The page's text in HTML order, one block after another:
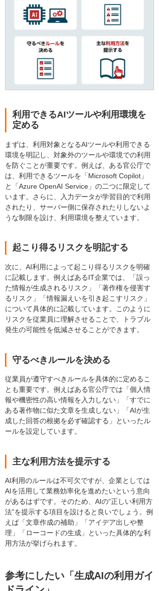
利用できるAIツールや利用環境を
定める
まずは、利用対象となるAIツールや利用できる
環境を明記し、対象外のツールや環境での利用
を防ぐことが重要です。例えば、ある官公庁で
は、利用できるツールを「Microsoft Copilot」
と「Azure OpenAI Service」の二つに限定して
います。さらに、入力データが学習目的で利用
されたり、サーバー側に保存されたりしないよ
うな制限を設け、利用環境を整えています。
起こり得るリスクを明記する
次に、AI利用によって起こり得るリスクを明確
に記載します。例えばあるIT企業では、「誤っ
た情報が生成されるリスク」「著作権を侵害す
るリスク」「情報漏えいを引き起こすリスク」
について具体的に記載しています。このように
リスクを従業員に理解させることで、トラブル
発生の可能性を低減させることができます。
守るべきルールを決める
従業員が遵守すべきルールを具体的に定めるこ
とも重要です。例えばある官公庁では「個人情
報や機密性の高い情報を入力しない」「すでに
ある著作物に似た文章を生成しない」「AIが生
成した回答の根拠を必ず確認する」といったル
ールを設定しています。
主な利用方法を提示する
AI利用のルールは不可欠ですが、企業としては
AIを活用して業務効率化を進めたいという意向
があるはずです。そのため、AIの“正しい利用方
法”を提示する項目を設けると良いでしょう。例
えば「文章作成の補助」「アイデア出しや整
理」「ローコードの生成」といった具体的な利
用方法が挙げられます。
参考にしたい「生成AIの利用ガイ